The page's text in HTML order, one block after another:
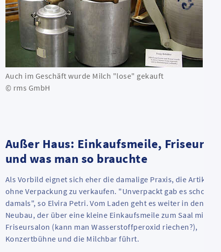
Auch im Geschäft wurde Milch "lose" gekauft
© rms GmbH
Außer Haus: Einkaufsmeile, Friseur
und was man so brauchte
Als Vorbild eignet sich eher die damalige Praxis, die Artikel
ohne Verpackung zu verkaufen. "Unverpackt gab es schon
damals", so Elvira Petri. Vom Laden geht es weiter in den
Neubau, der über eine kleine Einkaufsmeile zum Saal mit
Friseursalon (kann man Wasserstoffperoxid riechen?),
Konzertbühne und die Milchbar führt.